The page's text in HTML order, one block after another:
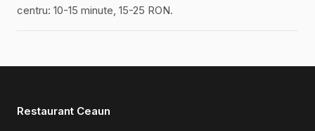
centru: 10-15 minute, 15-25 RON.
Restaurant Ceaun